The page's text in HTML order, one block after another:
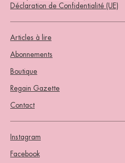
Déclaration de Confidentialité (UE)
Articles à lire
Abonnements
Boutique
Regain Gazette
Contact
Instagram
Facebook